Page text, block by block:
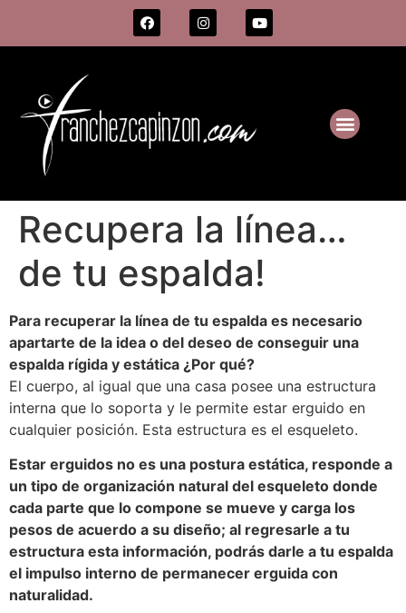
Recupera la línea…
de tu espalda!
Para recuperar la línea de tu espalda es necesario
apartarte de la idea o del deseo de conseguir una
espalda rígida y estática ¿Por qué?
El cuerpo, al igual que una casa posee una estructura
interna que lo soporta y le permite estar erguido en
cualquier posición. Esta estructura es el esqueleto.
Estar erguidos no es una postura estática, responde a
un tipo de organización natural del esqueleto donde
cada parte que lo compone se mueve y carga los
pesos de acuerdo a su diseño; al regresarle a tu
estructura esta información, podrás darle a tu espalda
el impulso interno de permanecer erguida con
naturalidad.